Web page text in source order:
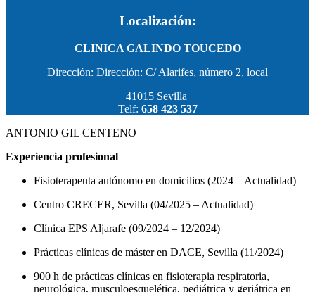
Localización:
CLINICA GALINDO TOUCEDO
Dirección: Dirección: C/ Alarifes, número 2, local
41015 Sevilla
Telf: 658 423 537
ANTONIO GIL CENTENO
Experiencia profesional
Fisioterapeuta autónomo en domicilios (2024 – Actualidad)
Centro CRECER, Sevilla (04/2025 – Actualidad)
Clínica EPS Aljarafe (09/2024 – 12/2024)
Prácticas clínicas de máster en DACE, Sevilla (11/2024)
900 h de prácticas clínicas en fisioterapia respiratoria,
neurológica, musculoesquelética, pediátrica y geriátrica en